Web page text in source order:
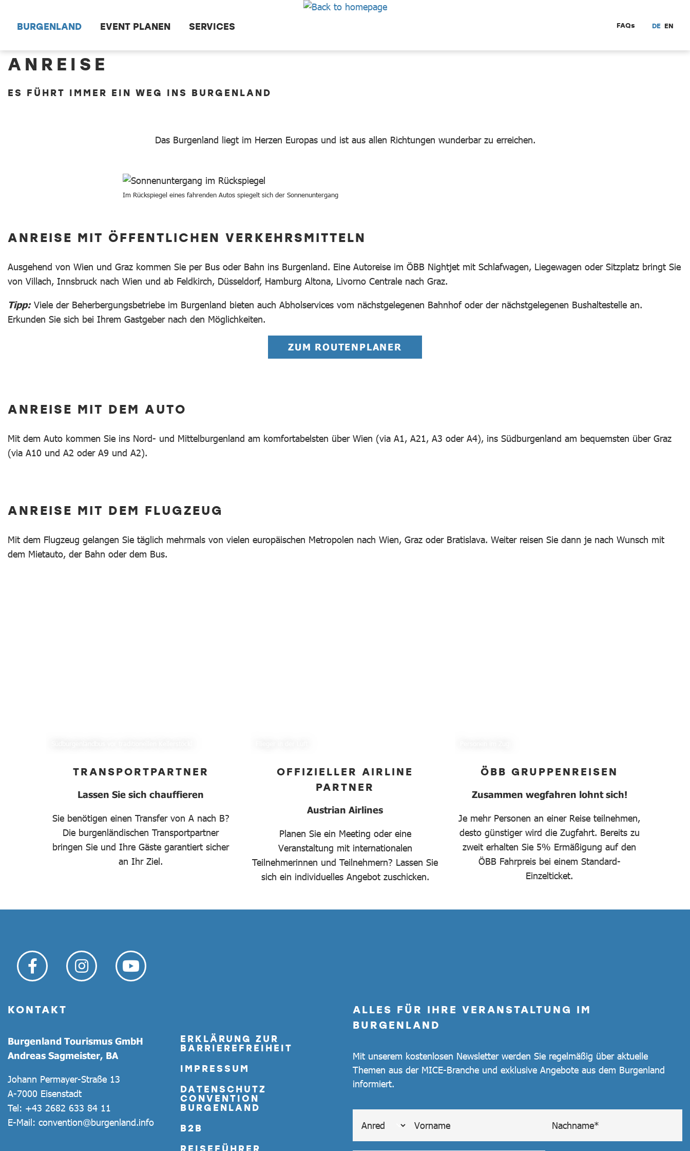
BURGENLAND EVENT PLANEN SERVICES FAQs DE EN
ANREISE
ES FÜHRT IMMER EIN WEG INS BURGENLAND
Das Burgenland liegt im Herzen Europas und ist aus allen Richtungen wunderbar zu erreichen.
Im Rückspiegel eines fahrenden Autos spiegelt sich der Sonnenuntergang
ANREISE MIT ÖFFENTLICHEN VERKEHRSMITTELN
Ausgehend von Wien und Graz kommen Sie per Bus oder Bahn ins Burgenland. Eine Autoreise im ÖBB Nightjet mit Schlafwagen, Liegewagen oder Sitzplatz bringt Sie
von Villach, Innsbruck nach Wien und ab Feldkirch, Düsseldorf, Hamburg Altona, Livorno Centrale nach Graz.
Tipp:Viele der Beherbergungsbetriebe im Burgenland bieten auch Abholservices vom nächstgelegenen Bahnhof oder der nächstgelegenen Bushaltestelle an.
Erkunden Sie sich bei Ihrem Gastgeber nach den Möglichkeiten.
ZUM ROUTENPLANER
ANREISE MIT DEM AUTO
Mit dem Auto kommen Sie ins Nord- und Mittelburgenland am komfortabelsten über Wien (via A1, A21, A3 oder A4), ins Südburgenland am bequemsten über Graz
(via A10 und A2 oder A9 und A2).
ANREISE MIT DEM FLUGZEUG
Mit dem Flugzeug gelangen Sie täglich mehrmals von vielen europäischen Metropolen nach Wien, Graz oder Bratislava. Weiter reisen Sie dann je nach Wunsch mit
dem Mietauto, der Bahn oder dem Bus.
TRANSPORTPARTNER
Lassen Sie sich chauffieren
Sie benötigen einen Transfer von A nach B?
Die burgenländischen Transportpartner
bringen Sie und Ihre Gäste garantiert sicher
an Ihr Ziel.
OFFIZIELLER AIRLINE
PARTNER
Austrian Airlines
Planen Sie ein Meeting oder eine
Veranstaltung mit internationalen
Teilnehmerinnen und Teilnehmern? Lassen Sie
sich ein individuelles Angebot zuschicken.
ÖBB GRUPPENREISEN
Zusammen wegfahren lohnt sich!
Je mehr Personen an einer Reise teilnehmen,
desto günstiger wird die Zugfahrt. Bereits zu
zweit erhalten Sie 5% Ermäßigung auf den
ÖBB Fahrpreis bei einem Standard-
Einzelticket.
KONTAKT
Burgenland Tourismus GmbH
Andreas Sagmeister, BA
Johann Permayer-Straße 13
A-7000 Eisenstadt
Tel: +43 2682 633 84 11
E-Mail: convention@burgenland.info
ERKLÄRUNG ZUR
BARRIEREFREIHEIT
IMPRESSUM
DATENSCHUTZ
CONVENTION
BURGENLAND
B2B
REISEFÜHRER
ALLES FÜR IHRE VERANSTALTUNG IM
BURGENLAND
Mit unserem kostenlosen Newsletter werden Sie regelmäßig über aktuelle
Themen aus der MICE-Branche und exklusive Angebote aus dem Burgenland
informiert.